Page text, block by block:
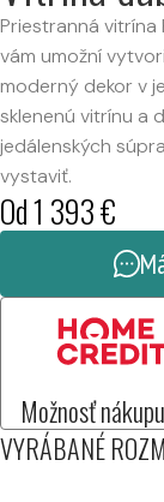
Priestranná
vám umožní
moderný dekor v
sklenenú vitrínu a
jedálenských
vystaviť.
Od1 393€
Možnosť
VYRÁBANÉ